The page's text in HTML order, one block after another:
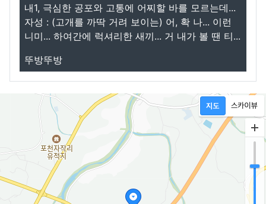
내1, 극심한 공포와 고통에 어찌할 바를 모르는데...
자성 : (고개를 까딱 거려 보이는) 어, 확 나... 이런
니미... 하여간에 럭셔리한 새끼... 거 내가 볼 땐 티...
뚜방뚜방